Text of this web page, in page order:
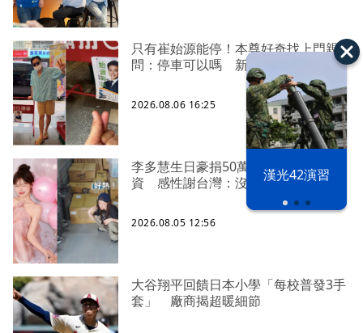
漢光42演習
只有崔始源能停！本尊好奇找上門親
問：停車可以嗎 新北店員粉樂壞
2026.08.06 16:25
李多慧生日豪捐50萬、親搭卡車送物
資 感性謝台灣：沒有大家就沒我
2026.08.05 12:56
大谷翔平回饋日本小學「每校普發3手
套」 廠商揭超暖細節